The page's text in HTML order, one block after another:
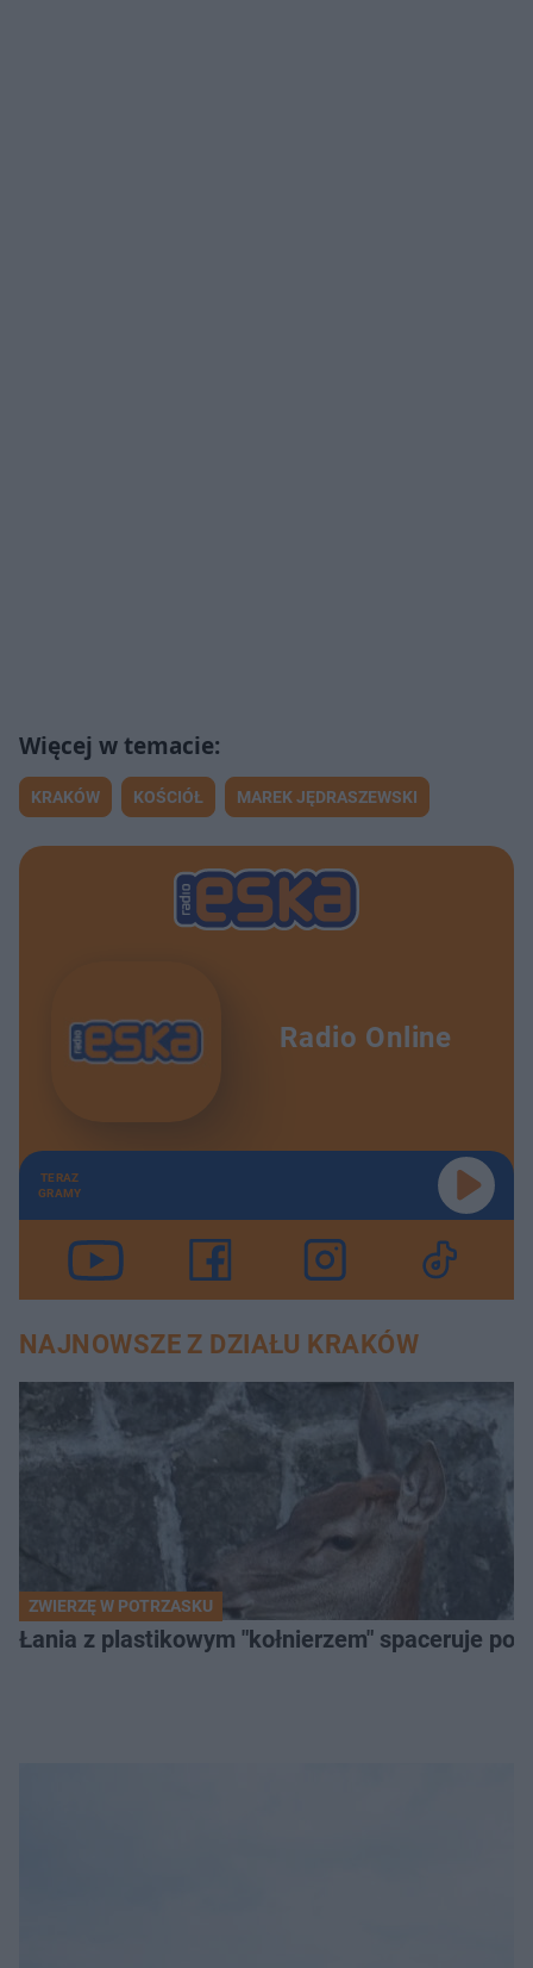
KRAKÓW KOŚCIÓŁ MAREK JĘDRASZEWSKI
Radio Online
TERAZ
GRAMY
NAJNOWSZE Z DZIAŁU KRAKÓW
ZWIERZĘ W POTRZASKU
Łania z plastikowym "kołnierzem" spaceruje po